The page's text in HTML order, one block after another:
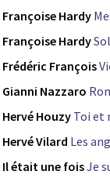
Françoise Hardy
Françoise Hardy
Frédéric François
Gianni Nazzaro
Hervé Houzy Toi et
Hervé Vilard Les
Il était une foisJe